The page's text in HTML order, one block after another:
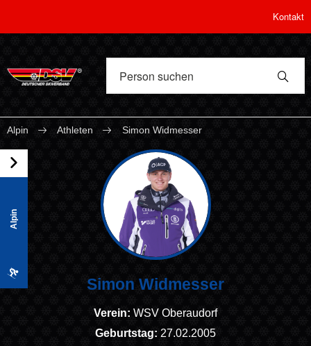
Kontakt
Alpin Athleten Simon Widmesser
Alpin
Simon Widmesser
Verein: WSV Oberaudorf
Geburtstag: 27.02.2005